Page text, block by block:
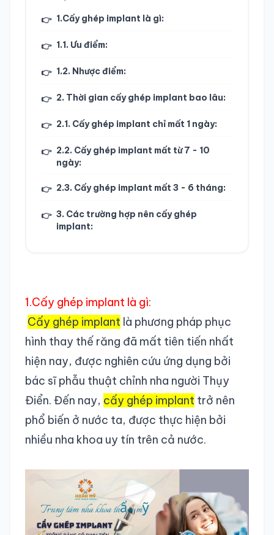
👉 1.Cấy ghép implant là gì:
👉 1.1. Ưu điểm:
👉 1.2. Nhược điểm:
👉 2. Thời gian cấy ghép implant bao lâu:
👉 2.1. Cấy ghép implant chỉ mất 1 ngày:
👉 2.2. Cấy ghép implant mất từ 7 - 10
ngày:
👉 2.3. Cấy ghép implant mất 3 - 6 tháng:
👉 3. Các trường hợp nên cấy ghép
implant:
1.Cấy ghép implant là gì:
Cấy ghép implant là phương pháp phục
hình thay thế răng đã mất tiên tiến nhất
hiện nay, được nghiên cứu ứng dụng bởi
bác sĩ phẫu thuật chỉnh nha người Thụy
Điển. Đến nay, cấy ghép implant trở nên
phổ biến ở nước ta, được thực hiện bởi
nhiều nha khoa uy tín trên cả nước.